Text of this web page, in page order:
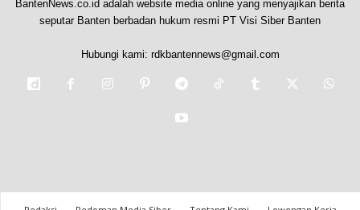
BantenNews.co.id adalah website media online yang menyajikan berita
seputar Banten berbadan hukum resmi PT Visi Siber Banten
Hubungi kami: rdkbantennews@gmail.com